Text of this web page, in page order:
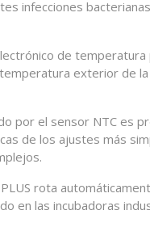
infecciones
de
exterior de
por el sensor NTC es
de los ajustes más
rota
en las incubadoras